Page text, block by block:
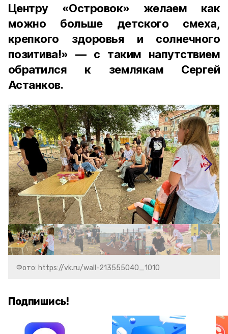
Центру «Островок» желаем как
можно больше детского смеха,
крепкого здоровья и солнечного
позитива!» — с таким напутствием
обратился к землякам Сергей
Астанков.
Фото: https://vk.ru/wall-213555040_1010
Подпишись!